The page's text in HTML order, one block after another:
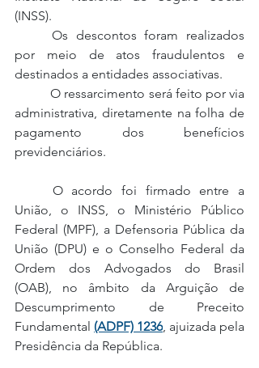
(INSS).
por meio de atos fraudulentos e
destinados a entidades associativas.
administrativa, diretamente na folha de
pagamento dos benefícios
previdenciários.
União, o INSS, o Ministério Público
Federal (MPF), a Defensoria Pública da
União (DPU) e o Conselho Federal da
Ordem dos Advogados do Brasil
(OAB), no âmbito da Arguição de
Descumprimento de Preceito
Fundamental (ADPF) 1236 , ajuizada pela
Presidência da República.